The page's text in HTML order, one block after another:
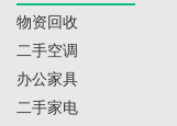
物资回收
二手空调
办公家具
二手家电